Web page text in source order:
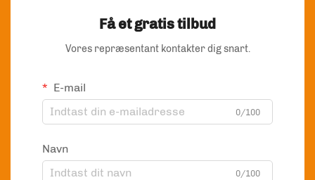
Få et gratis tilbud
Vores repræsentant kontakter dig snart.
E-mail
0/100
Navn
0/100